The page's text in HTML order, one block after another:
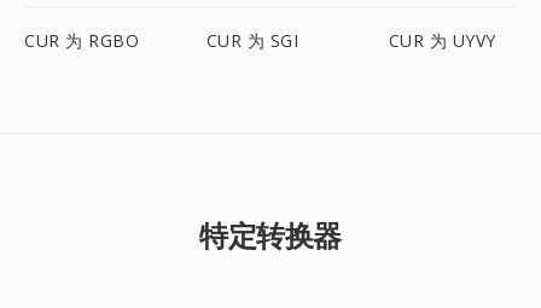
CUR 为 RGBO CUR 为 SGI CUR 为 UYVY
特定转换器